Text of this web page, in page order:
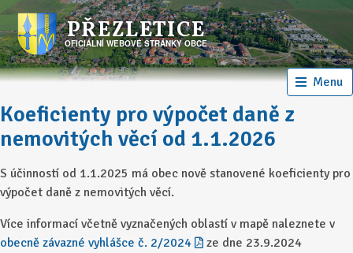
PŘEZLETICE
OFICIÁLNÍ WEBOVÉ STRÁNKY OBCE
Menu
Koeficienty pro výpočet daně z
nemovitých věcí od 1.1.2026
S účinností od 1.1.2025 má obec nově stanovené koeficienty pro
výpočet daně z nemovitých věcí.
Více informací včetně vyznačených oblastí v mapě naleznete v
obecně závazné vyhlášce č. 2/2024
ze dne 23.9.2024